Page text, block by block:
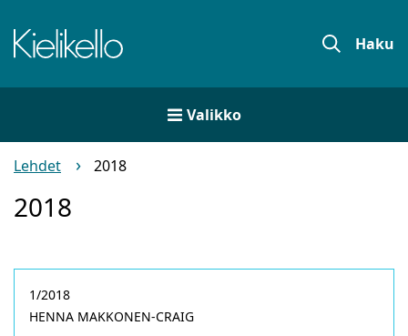
sisältöön
Etusivu Haku
Valikko
Lehdet 2018
2018
1/2018
HENNA MAKKONEN-CRAIG